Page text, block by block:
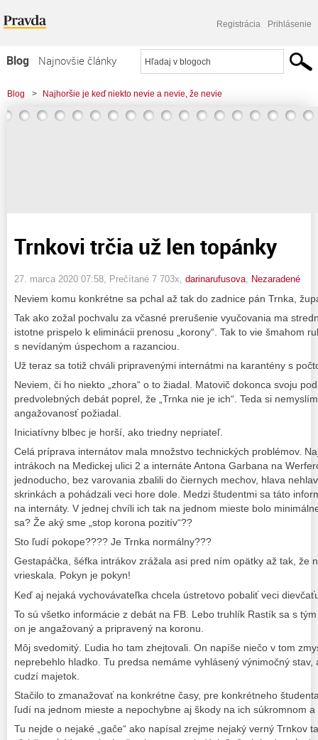
Registrácia Prihlásenie
Blog
Najnovšie články
Najčítanejšie články
Najkomentovanejšie články
Blog > Najhoršie je keď niekto nevie a nevie, že nevie
> Trnkovi trčia už len topánky
Trnkovi trčia už len topánky
27. marca 2020 07:58 , Prečítané 7 703x, darinarufusova Nezaradené
Neviem komu konkrétne sa pchal až tak do zadnice pán Trnka,
Tak ako zožal pochvalu za včasné prerušenie vyučovania ma
istotne prispelo k eliminácii prenosu „korony“. Tak to vie šmahom
s nevídaným úspechom a razanciou.
Už teraz sa totiž chváli pripravenými internátmi na karantény s
Neviem, či ho niekto „zhora“ o to žiadal. Matovič dokonca svoju
predvolebných debát poprel, že „Trnka nie je ich“. Teda si
angažovanosť požiadal.
Iniciatívny blbec je horší, ako triedny nepriateľ.
Celá príprava internátov mala množstvo technických problémov.
intrákoch na Medickej ulici 2 a internáte Antona Garbana na
jednoducho, bez varovania zbalili do čiernych mechov, hlava
skrinkách a pohádzali veci hore dole. Medzi študentmi sa táto
na internáty. V jednej chvíli ich tak na jednom mieste bolo
sa? Že aký sme „stop korona pozitív“??
Sto ľudí pokope???? Je Trnka normálny???
Gestapáčka, šéfka intrákov zrážala asi pred ním opätky až tak, že
vrieskala. Pokyn je pokyn!
Keď aj nejaká vychovávateľka chcela ústretovo pobaliť veci
To sú všetko informácie z debát na FB. Lebo truhlík Rastík sa s
on je angažovaný a pripravený na koronu.
Môj svedomitý. Ľudia ho tam zhejtovali. On napíše niečo v tom
neprebehlo hladko. Tu predsa nemáme vyhlásený výnimočný
cudzí majetok.
Stačilo to zmanažovať na konkrétne časy, pre konkrétneho
ľudí na jednom mieste a nepochybne aj škody na ich súkromnom
Tu nejde o nejaké „gače“ ako napísal zrejme nejaký verný Trnkov